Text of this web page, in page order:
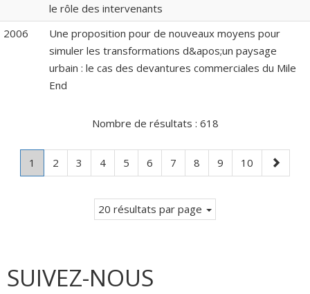
le rôle des intervenants
2006
Une proposition pour de nouveaux moyens pour
simuler les transformations d&apos;un paysage
urbain : le cas des devantures commerciales du Mile
End
Nombre de résultats : 618
Page
1
Page
Page
2 Page
3 Page
4 Page
5 Page
6 Page
7 Page
8 Page
9 Page
10
Page
suivante
20 résultats par page
SUIVEZ-NOUS